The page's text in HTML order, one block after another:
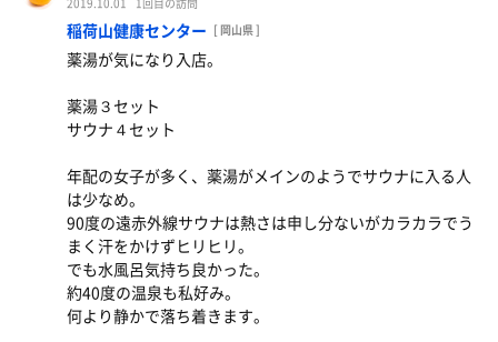
稲荷山健康センター [ 岡山県 ]
薬湯が気になり入店。
薬湯３セット
サウナ４セット
年配の女子が多く、薬湯がメインのようでサウナに入る人
は少なめ。
90度の遠赤外線サウナは熱さは申し分ないがカラカラでう
まく汗をかけずヒリヒリ。
でも水風呂気持ち良かった。
約40度の温泉も私好み。
何より静かで落ち着きます。